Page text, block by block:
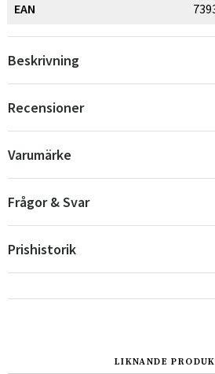
EAN
Beskrivning
Recensioner
Varumärke
Frågor & Svar
Prishistorik
LIKNANDE